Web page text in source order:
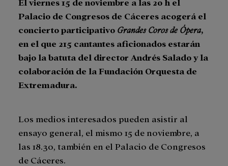
Palacio de Congresos de Cáceres acogerá el
concierto participativo Grandes Coros de Ópera,
en el que 215 cantantes aficionados estarán
bajo la batuta del director Andrés Salado y la
colaboración de la Fundación Orquesta de
Extremadura.
Los medios interesados pueden asistir al
ensayo general, el mismo 15 de noviembre, a
las 18.30, también en el Palacio de Congresos
de Cáceres.